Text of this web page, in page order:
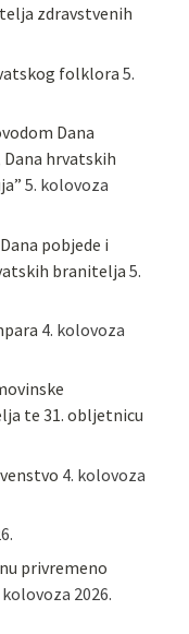
zdravstvenih
folklora 5.
Dana
hrvatskih
5. kolovoza
pobjede i
branitelja 5.
4. kolovoza
te 31. obljetnicu
4. kolovoza
privremeno
kolovoza 2026.